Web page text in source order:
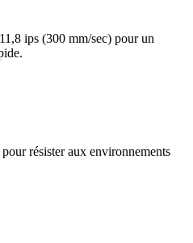
ips (300 mm/sec) pour un
résister aux environnements